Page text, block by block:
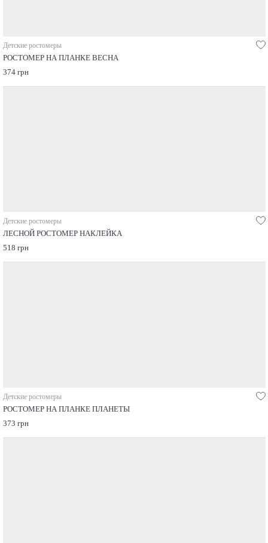
Детские ростомеры
РОСТОМЕР НА ПЛАНКЕ ВЕСНА
374 грн
Детские ростомеры
ЛЕСНОЙ РОСТОМЕР НАКЛЕЙКА
518 грн
Детские ростомеры
РОСТОМЕР НА ПЛАНКЕ ПЛАНЕТЫ
373 грн